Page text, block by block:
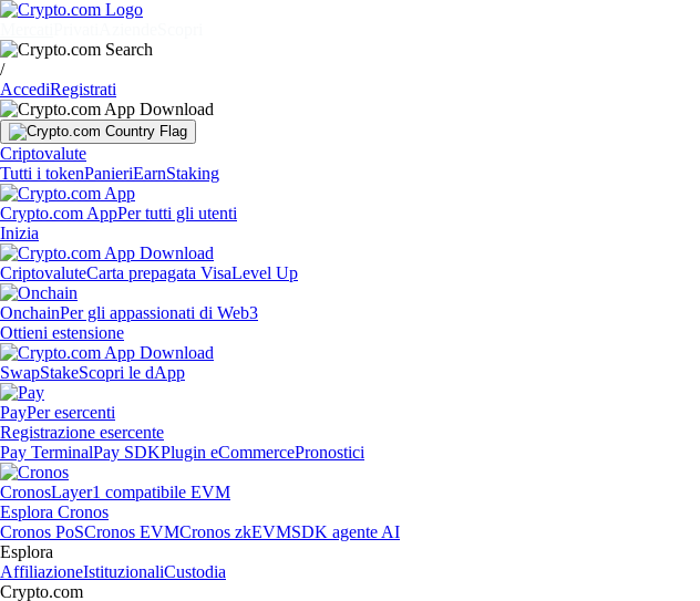
/
AccediRegistrati
Criptovalute
Tutti i tokenPanieriEarnStaking
Crypto.com AppPer tutti gli utenti
Inizia
CriptovaluteCarta prepagata VisaLevel Up
OnchainPer gli appassionati di Web3
Ottieni estensione
SwapStakeScopri le dApp
PayPer esercenti
Registrazione esercente
Pay TerminalPay SDKPlugin eCommercePronostici
CronosLayer1 compatibile EVM
Esplora Cronos
Cronos PoSCronos EVMCronos zkEVMSDK agente AI
Esplora
AffiliazioneIstituzionaliCustodia
Crypto.com